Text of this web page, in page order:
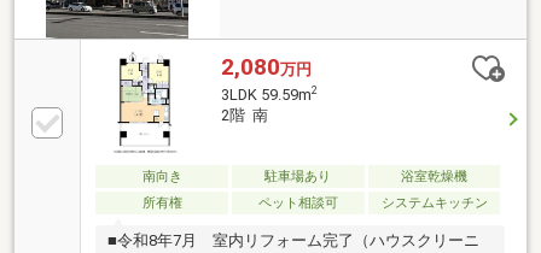
2,080万円
3LDK 59.59m2
2階 南
南向き 駐車場あり
浴室乾燥機
所有権
ペット相談可 システムキッチン
■令和8年7月 室内リフォーム完了（ハウスクリーニ